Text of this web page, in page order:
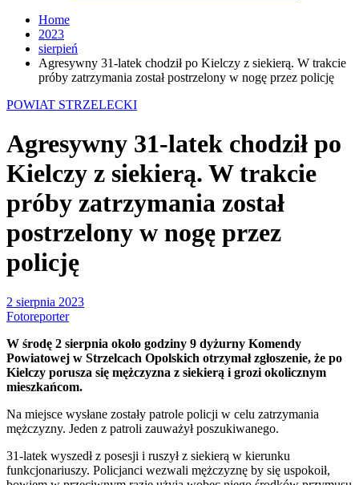
Home
2023
sierpień
Agresywny 31-latek chodził po Kielczy z siekierą. W trakcie
próby zatrzymania został postrzelony w nogę przez policję
POWIAT STRZELECKI
Agresywny 31-latek chodził po
Kielczy z siekierą. W trakcie
próby zatrzymania został
postrzelony w nogę przez
policję
2 sierpnia 2023
Fotoreporter
W środę 2 sierpnia około godziny 9 dyżurny Komendy
Powiatowej w Strzelcach Opolskich otrzymał zgłoszenie, że po
Kielczy porusza się mężczyzna z siekierą i grozi okolicznym
mieszkańcom.
Na miejsce wysłane zostały patrole policji w celu zatrzymania
mężczyzny. Jeden z patroli zauważył poszukiwanego.
31-latek wyszedł z posesji i ruszył z siekierą w kierunku
funkcjonariuszy. Policjanci wezwali mężczyznę by się uspokoił,